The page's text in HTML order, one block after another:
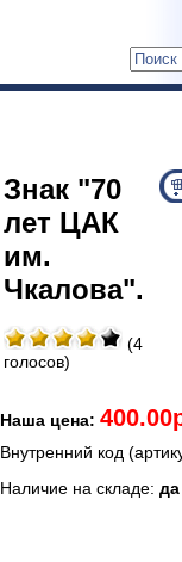
Знак "70
лет ЦАК
им.
Чкалова".
(4
голосов)
Наша цена:
Внутренний код
Наличие на складе: да